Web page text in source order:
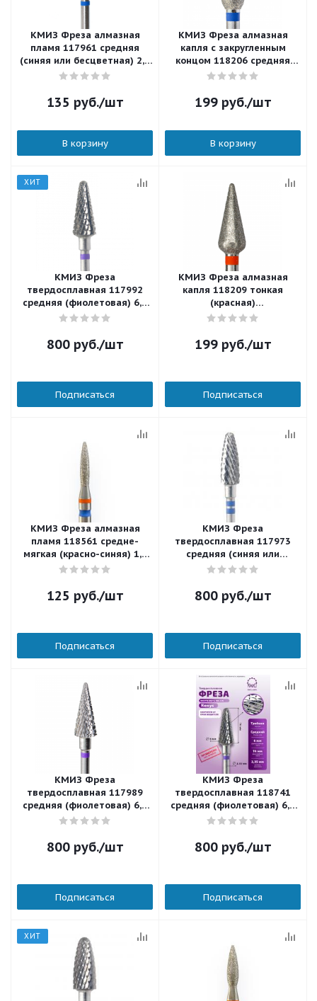
КМИЗ Фреза алмазная
пламя 117961 средняя
(синяя или бесцветная) 2,1
мм.
135 руб./шт
В корзину
КМИЗ Фреза алмазная
капля с закругленным
концом 118206 средняя
(синяя или бесцветная)
199руб./шт
В корзину
ХИТ
КМИЗ Фреза
твердосплавная 117992
средняя (фиолетовая) 6,0
мм.
800руб./шт
Подписаться
КМИЗ Фреза алмазная
капля 118209 тонкая
(красная)
856.104.260.125.050 5,0 мм.
199руб./шт
Подписаться
КМИЗ Фреза алмазная
пламя 118561 cредне-
мягкая (красно-синяя) 1,8
мм.
125 руб./шт
Подписаться
КМИЗ Фреза
твердосплавная 117973
средняя (синяя или
бесцветная) для левшей
800руб./шт
Подписаться
КМИЗ Фреза
твердосплавная 117989
средняя (фиолетовая) 6,0
мм.
800руб./шт
Подписаться
КМИЗ Фреза
твердосплавная 118741
средняя (фиолетовая) 6,0
мм.
800руб./шт
Подписаться
ХИТ